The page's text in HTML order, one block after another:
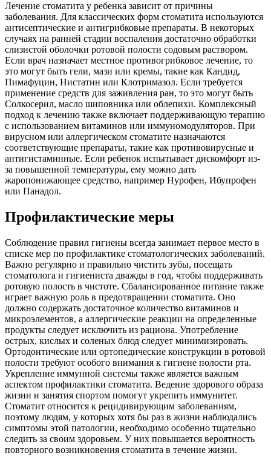
Лечение стоматита у ребенка зависит от причины
заболевания. Для классических форм стоматита используются
антисептические и антигрибковые препараты. В некоторых
случаях на ранней стадии воспаления достаточно обработки
слизистой оболочки ротовой полости содовым раствором.
Если врач назначает местное противогрибковое лечение, то
это могут быть гели, мази или кремы, такие как Кандид,
Пимафуцин, Нистатин или Клотримазол. Если требуется
применение средств для заживления ран, то это могут быть
Солкосерил, масло шиповника или облепихи. Комплексный
подход к лечению также включает поддерживающую терапию
с использованием витаминов или иммуномодуляторов. При
вирусном или аллергическом стоматите назначаются
соответствующие препараты, такие как противовирусные и
антигистаминные. Если ребенок испытывает дискомфорт из-
за повышенной температуры, ему можно дать
жаропонижающее средство, например Нурофен, Ибупрофен
или Панадол.
Профилактические меры
Соблюдение правил гигиены всегда занимает первое место в
списке мер по профилактике стоматологических заболеваний.
Важно регулярно и правильно чистить зубы, посещать
стоматолога и гигиениста дважды в год, чтобы поддерживать
ротовую полость в чистоте. Сбалансированное питание также
играет важную роль в предотвращении стоматита. Оно
должно содержать достаточное количество витаминов и
микроэлементов, а аллергические реакции на определенные
продукты следует исключить из рациона. Употребление
острых, кислых и соленых блюд следует минимизировать.
Ортодонтические или ортопедические конструкции в ротовой
полости требуют особого внимания к гигиене полости рта.
Укрепление иммунной системы также является важным
аспектом профилактики стоматита. Ведение здорового образа
жизни и занятия спортом помогут укрепить иммунитет.
Стоматит относится к рецидивирующим заболеваниям,
поэтому людям, у которых хотя бы раз в жизни наблюдались
симптомы этой патологии, необходимо особенно тщательно
следить за своим здоровьем. У них повышается вероятность
повторного возникновения стоматита в течение жизни.